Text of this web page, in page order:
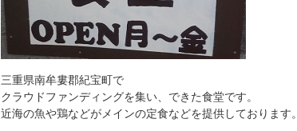
三重県南牟婁郡紀宝町で
クラウドファンディングを集い、できた食堂です。
近海の魚や鶏などがメインの定食などを提供しております。